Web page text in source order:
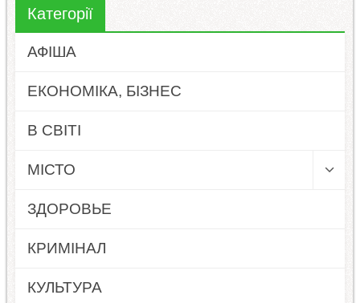
Категорії
АФІША
ЕКОНОМІКА, БІЗНЕС
В СВІТІ
МІСТО
ЗДОРОВЬЕ
КРИМІНАЛ
КУЛЬТУРА